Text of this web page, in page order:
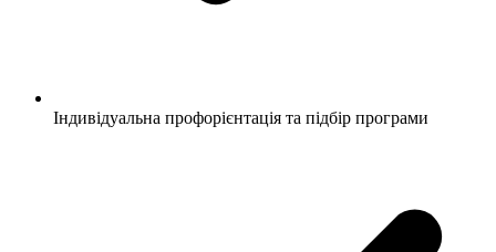
Індивідуальна профорієнтація та підбір програми